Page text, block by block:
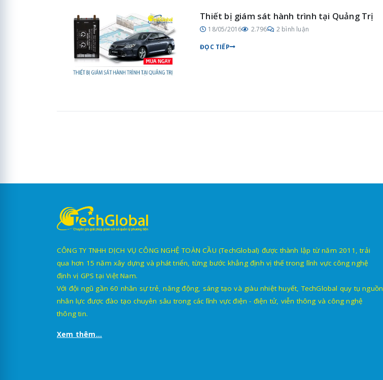
Thiết bị giám sát hành trình tại Quảng Trị
18/05/2016 2.796 2 bình luận
ĐỌC TIẾP
CÔNG TY TNHH DỊCH VỤ CÔNG NGHỆ TOÀN CẦU (TechGlobal) được thành lập từ năm 2011, trải
qua hơn 15 năm xây dựng và phát triển, từng bước khẳng định vị thế trong lĩnh vực công nghệ
định vị GPS tại Việt Nam.
Với đội ngũ gần 60 nhân sự trẻ, năng động, sáng tạo và giàu nhiệt huyết, TechGlobal quy tụ nguồn
nhân lực được đào tạo chuyên sâu trong các lĩnh vực điện - điện tử, viễn thông và công nghệ
thông tin.
Xem thêm...